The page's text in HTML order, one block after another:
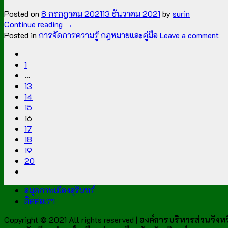
Posted on 8 กรกฎาคม 202113 ธันวาคม 2021 bysurin
Continue reading →
Posted in การจัดการความรู้ กฎหมายและคู่มือ Leave a comment
1
…
13
14
15
16
17
18
19
20
สมุดภาพเมืองสุรินทร์
ติดต่อเรา
Copyright © 2021 All rights reserved | องค์การบริหารส่วนจัง